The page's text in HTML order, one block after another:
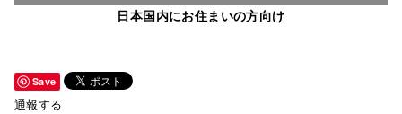
日本国内にお住まいの方向け
Save
通報する